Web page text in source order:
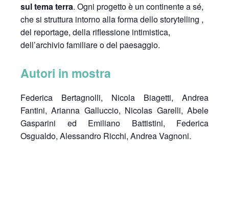
sul tema terra. Ogni progetto è un continente a sé,
che si struttura intorno alla forma dello storytelling ,
del reportage, della riflessione intimistica,
dell’archivio familiare o del paesaggio.
Autori in mostra
Federica Bertagnolli, Nicola Biagetti, Andrea
Fantini, Arianna Galluccio, Nicolas Garelli, Abele
Gasparini ed Emiliano Battistini, Federica
Osgualdo, Alessandro Ricchi, Andrea Vagnoni.